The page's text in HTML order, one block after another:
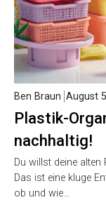
Plastik-
nachhaltig!
Ben Braun August
Du willst deine
Das ist eine kluge
ob und wie…